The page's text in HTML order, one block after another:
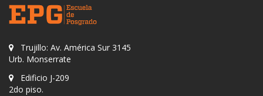
Trujillo: Av. América Sur 3145
Urb. Monserrate
Edificio J-209
2do piso.